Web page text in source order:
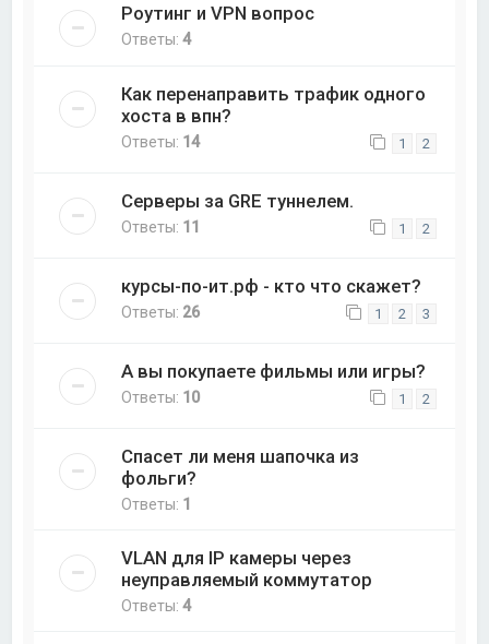
Роутинг и VPN вопрос
Ответы:4
Как перенаправить трафик одного
хоста в впн?
Ответы: 14 1 2
Серверы за GRE туннелем.
Ответы: 11 1 2
курсы-по-ит.рф - кто что скажет?
Ответы: 26 1 2 3
А вы покупаете фильмы или игры?
Ответы: 10 1 2
Спасет ли меня шапочка из
фольги?
Ответы: 1
VLAN для IP камеры через
неуправляемый коммутатор
Ответы:4